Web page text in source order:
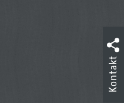
Kontakt